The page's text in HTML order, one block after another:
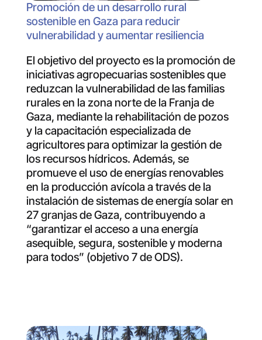
Promoción de un desarrollo rural
sostenible en Gaza para reducir
vulnerabilidad y aumentar resiliencia
El objetivo del proyecto es la promoción de
iniciativas agropecuarias sostenibles que
reduzcan la vulnerabilidad de las familias
rurales en la zona norte de la Franja de
Gaza, mediante la rehabilitación de pozos
y la capacitación especializada de
agricultores para optimizar la gestión de
los recursos hídricos. Además, se
promueve el uso de energías renovables
en la producción avícola a través de la
instalación de sistemas de energía solar en
27 granjas de Gaza, contribuyendo a
“garantizar el acceso a una energía
asequible, segura, sostenible y moderna
para todos” (objetivo 7 de ODS).